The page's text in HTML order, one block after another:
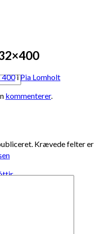
400iPia Lomholt
kommenterer.
Krævede felter er